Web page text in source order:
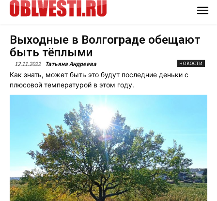
Выходные в Волгограде обещают
быть тёплыми
12.11.2022 Татьяна Андреева НОВОСТИ
Как знать, может быть это будут последние деньки с
плюсовой температурой в этом году.